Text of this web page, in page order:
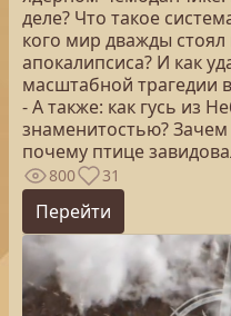
деле? Что такое
кого мир дважды
апокалипсиса? И как
масштабной трагедии
- А также: как гусь из
знаменитостью?
почему птице
800 31
Перейти